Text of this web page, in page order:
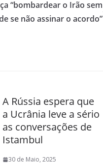
“bombardear o Irão sem
se não assinar o acordo”
A Rússia espera que
a Ucrânia leve a sério
as conversações de
Istambul
30 de Maio, 2025